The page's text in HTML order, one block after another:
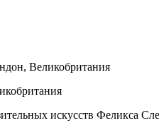
Великобритания
искусств Феликса